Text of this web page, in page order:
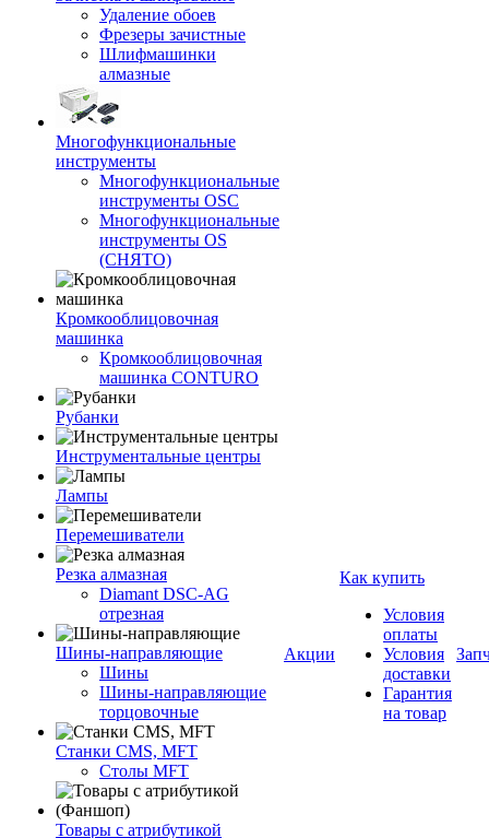
Удаление обоев
Фрезеры зачистные
Шлифмашинки
алмазные
Многофункциональные
инструменты
Многофункциональные
инструменты OSC
Многофункциональные
инструменты OS
(СНЯТО)
Кромкооблицовочная
машинка
Кромкооблицовочная
машинка CONTURO
Рубанки
Инструментальные центры
Лампы
Перемешиватели
Резка алмазная
Diamant DSC-AG
отрезная
Шины-направляющие
Шины
Шины-направляющие
торцовочные
Станки CMS, MFT
Столы MFT
Товары с атрибутикой
Акции
Как купить
Условия
оплаты
Условия
доставки
Гарантия
на товар